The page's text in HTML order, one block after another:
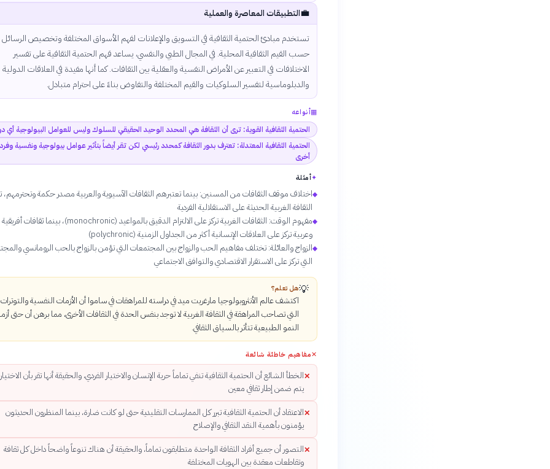
💼التطبيقات المعاصرة والعملية
تستخدم مبادئ الحتمية الثقافية في التسويق والإعلانات لفهم الأسواق المختلفة وتخصيص الرسائل
حسب القيم الثقافية المحلية. في المجال الطبي والنفسي، يساعد فهم الحتمية الثقافية على تفسير
الاختلافات في التعبير عن الأمراض النفسية والعقلية بين الثقافات. كما أنها مفيدة في العلاقات الدولية
والدبلوماسية لتفسير السلوكيات والقيم المختلفة والتفاوض بناءً على احترام متبادل.
▦أنواعه
الحتمية الثقافية القوية: ترى أن الثقافة هي المحدد الوحيد الحقيقي للسلوك وليس للعوامل البيولوجية أي
الحتمية الثقافية المعتدلة: تعترف بدور الثقافة كمحدد رئيسي لكن تقر أيضاً بتأثير عوامل بيولوجية ونفسية
أخرى
✦أمثلة
◆اختلاف موقف الثقافات من المسنين: بينما تعتبرهم الثقافات الآسيوية والعربية مصدر حكمة وتحترمهم،
الثقافة الغربية الحديثة على الاستقلالية الفردية
◆
مفهوم الوقت: الثقافات الغربية تركز على الالتزام الدقيق بالمواعيد (monochronic)، بينما ثقافات أفريقية
وعربية تركز على العلاقات الإنسانية أكثر من الجداول الزمنية (polychronic)
◆الزواج والعائلة: تختلف مفاهيم الحب والزواج بين المجتمعات التي تؤمن بالزواج بالحب الرومانسي
التي تركز على الاستقرار الاقتصادي والتوافق الاجتماعي
💡هل تعلم؟
اكتشف عالم الأنثروبولوجيا مارغريت ميد في دراسته للمراهقات في ساموا أن الأزمات النفسية والتوترات
التي تصاحب المراهقة في الثقافة الغربية لا توجد بنفس الحدة في الثقافات الأخرى، مما برهن أن حتى
النمو الطبيعية تتأثر بالسياق الثقافي.
✕مفاهيم خاطئة شائعة
✕الخطأ الشائع أن الحتمية الثقافية تنفي تماماً حرية الإنسان والاختيار الفردي، والحقيقة أنها تقر بأن الاختيار
يتم ضمن إطار ثقافي معين
✕الاعتقاد أن الحتمية الثقافية تبرر كل الممارسات التقليدية حتى لو كانت ضارة، بينما المنظرون الحديثون
يؤمنون بأهمية النقد الثقافي والإصلاح
✕التصور أن جميع أفراد الثقافة الواحدة متطابقون تماماً، والحقيقة أن هناك تنوعاً واضحاً داخل كل ثقافة
وتقاطعات معقدة بين الهويات المختلفة